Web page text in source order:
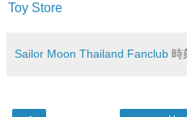
Toy Store
Sailor Moon Thailand Fanclub 時